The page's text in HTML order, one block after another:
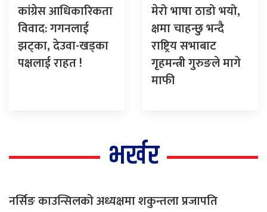
कांग्रेस आधिकारिकता
विवाद: गगनलाई
झट्का, देउवा-खड्का
पक्षलाई राहत !
मेरो भाषा ठाडो भयो,
क्षमा चाहन्छु भन्दै
राष्ट्रिय सभाबाट
गृहमन्त्री गुरुङले मागे
माफी
भर्खर
नर्सिङ काउन्सिलको अध्यक्षमा शकुन्तला प्रजापति